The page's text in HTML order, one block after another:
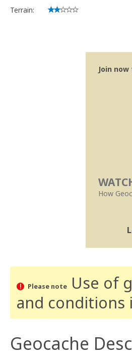
Terrain:
Join
How
Please noteUse of
and conditions
Geocache